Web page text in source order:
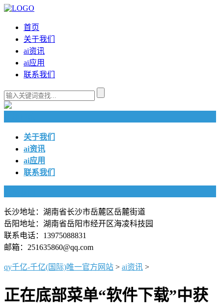
首页
关于我们
ai资讯
ai应用
联系我们
关于我们
ai资讯
ai应用
联系我们
长沙地址：湖南省长沙市岳麓区岳麓街道
岳阳地址：湖南省岳阳市经开区海凌科技园
联系电话：13975088831
邮箱：251635860@qq.com
qy千亿-千亿(国际)唯一官方网站 > ai资讯 >
正在底部菜单“软件下载”中获